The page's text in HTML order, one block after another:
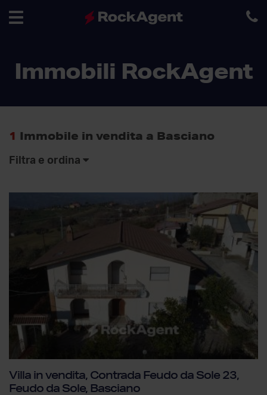
navigation
Immobili RockAgent
1 Immobile in vendita a Basciano
Filtra e ordina
Villa in vendita, Contrada Feudo da Sole 23,
Feudo da Sole, Basciano